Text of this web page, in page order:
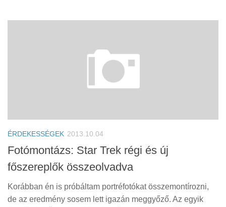
E-BB
ÉRDEKESSÉGEK 2013.10.04
Fotómontázs: Star Trek régi és új
főszereplők összeolvadva
Korábban én is próbáltam portréfotókat összemontírozni,
de az eredmény sosem lett igazán meggyőző. Az egyik